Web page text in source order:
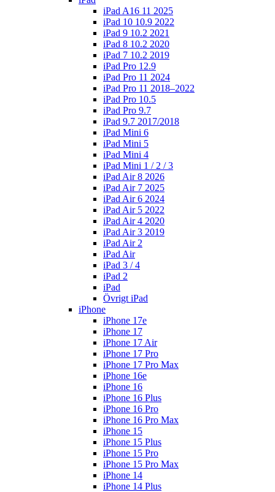
iPad A16 11 2025
iPad 10 10.9 2022
iPad 9 10.2 2021
iPad 8 10.2 2020
iPad 7 10.2 2019
iPad Pro 12.9
iPad Pro 11 2024
iPad Pro 11 2018–2022
iPad Pro 10.5
iPad Pro 9.7
iPad 9.7 2017/2018
iPad Mini 6
iPad Mini 5
iPad Mini 4
iPad Mini 1 / 2 / 3
iPad Air 8 2026
iPad Air 7 2025
iPad Air 6 2024
iPad Air 5 2022
iPad Air 4 2020
iPad Air 3 2019
iPad Air 2
iPad Air
iPad 3 / 4
iPad 2
iPad
Övrigt iPad
iPhone
iPhone 17e
iPhone 17
iPhone 17 Air
iPhone 17 Pro
iPhone 17 Pro Max
iPhone 16e
iPhone 16
iPhone 16 Plus
iPhone 16 Pro
iPhone 16 Pro Max
iPhone 15
iPhone 15 Plus
iPhone 15 Pro
iPhone 15 Pro Max
iPhone 14
iPhone 14 Plus